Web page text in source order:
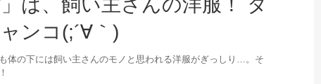
は、飼い主さんの洋服！ タ
ンコ(;´∀｀)
体の下には飼い主さんのモノと思われる洋服がぎっしり…。そ